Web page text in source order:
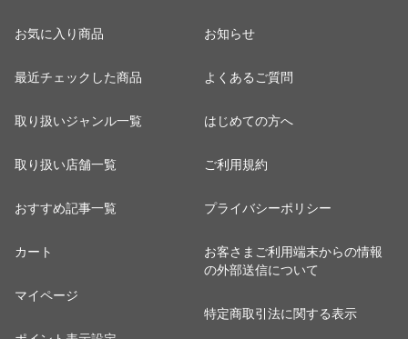
お気に入り商品
最近チェックした商品
取り扱いジャンル一覧
取り扱い店舗一覧
おすすめ記事一覧
カート
マイページ
お知らせ
よくあるご質問
はじめての方へ
ご利用規約
プライバシーポリシー
お客さまご利用端末からの情報
の外部送信について
特定商取引法に関する表示